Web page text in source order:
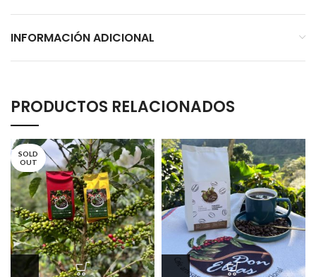
INFORMACIÓN ADICIONAL
PRODUCTOS RELACIONADOS
SOLD
OUT